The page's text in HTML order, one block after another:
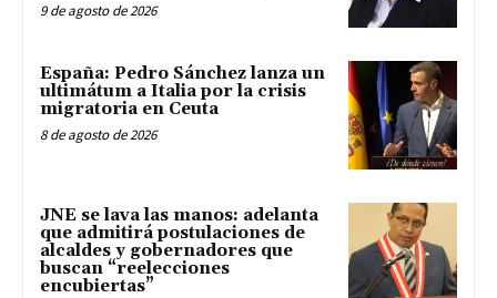
9 de agosto de 2026
España: Pedro Sánchez lanza un
ultimátum a Italia por la crisis
migratoria en Ceuta
8 de agosto de 2026
JNE se lava las manos: adelanta
que admitirá postulaciones de
alcaldes y gobernadores que
buscan “reelecciones
encubiertas”